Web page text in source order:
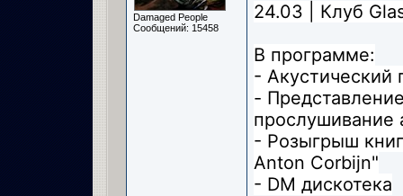
Damaged People
Сообщений: 15458
24.03 | Клуб
В программе:
- Акустический
-
прослушивание
- Розыгрыш
Anton Corbijn"
- DM дискотека